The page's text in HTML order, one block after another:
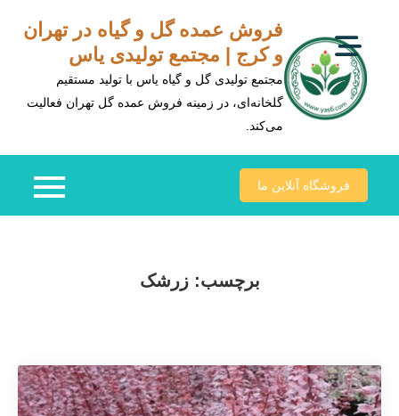
content
فروش عمده گل و گیاه در تهران
و کرج | مجتمع تولیدی یاس
مجتمع تولیدی گل و گیاه یاس با تولید مستقیم
گلخانه‌ای، در زمینه فروش عمده گل تهران فعالیت
می‌کند.
فروشگاه آنلاین ما
برچسب:زرشک